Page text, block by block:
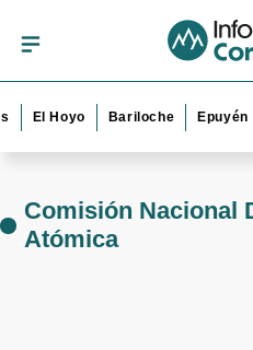
El Hoyo Bariloche Epuyén
Comisión Nacional
Atómica